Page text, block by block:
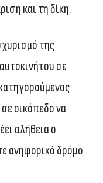
και τη δίκη.
της
σε
οικόπεδο να
αλήθεια ο
ανηφορικό δρόμο